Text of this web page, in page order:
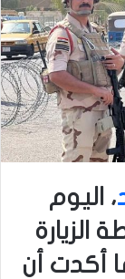
، اليوم
الزيارة
أكدت أن